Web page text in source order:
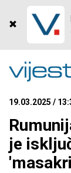
19.03.2025 /
je